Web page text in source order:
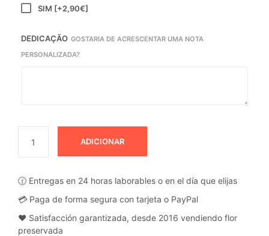
SIM [+2,90€]
DEDICAÇÃO GOSTARIA DE ACRESCENTAR UMA NOTA
PERSONALIZADA?
ADICIONAR
🕜 Entregas en 24 horas laborables o en el día que elijas
💳 Paga de forma segura con tarjeta o PayPal
❤️ Satisfacción garantizada, desde 2016 vendiendo flor
preservada